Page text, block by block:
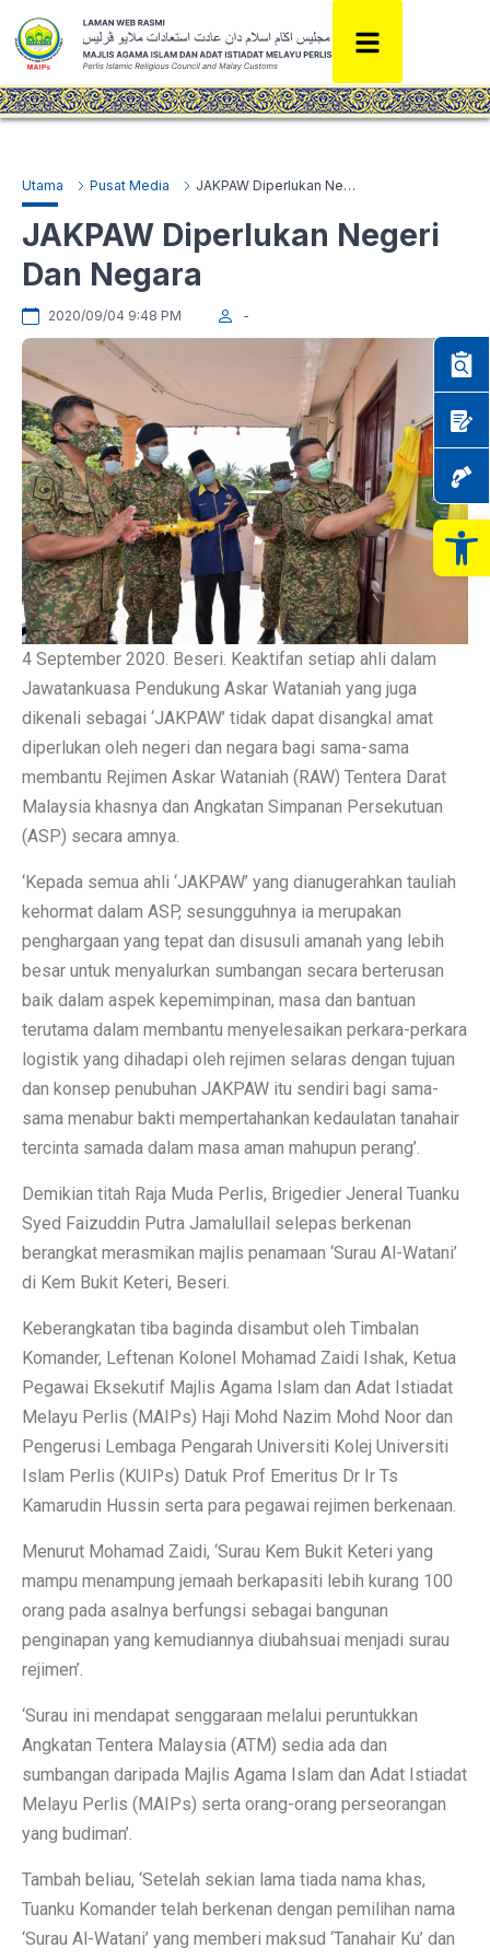
Utama Pusat Media JAKPAW Diperlukan Negeri Dan Negara
JAKPAW Diperlukan Negeri
Dan Negara
2020/09/04 9:48 PM -
4 September 2020. Beseri. Keaktifan setiap ahli dalam
Jawatankuasa Pendukung Askar Wataniah yang juga
dikenali sebagai ‘JAKPAW’ tidak dapat disangkal amat
diperlukan oleh negeri dan negara bagi sama-sama
membantu Rejimen Askar Wataniah (RAW) Tentera Darat
Malaysia khasnya dan Angkatan Simpanan Persekutuan
(ASP) secara amnya.
‘Kepada semua ahli ‘JAKPAW’ yang dianugerahkan tauliah
kehormat dalam ASP, sesungguhnya ia merupakan
penghargaan yang tepat dan disusuli amanah yang lebih
besar untuk menyalurkan sumbangan secara berterusan
baik dalam aspek kepemimpinan, masa dan bantuan
terutama dalam membantu menyelesaikan perkara-perkara
logistik yang dihadapi oleh rejimen selaras dengan tujuan
dan konsep penubuhan JAKPAW itu sendiri bagi sama-
sama menabur bakti mempertahankan kedaulatan tanahair
tercinta samada dalam masa aman mahupun perang’.
Demikian titah Raja Muda Perlis, Brigedier Jeneral Tuanku
Syed Faizuddin Putra Jamalullail selepas berkenan
berangkat merasmikan majlis penamaan ‘Surau Al-Watani’
di Kem Bukit Keteri, Beseri.
Keberangkatan tiba baginda disambut oleh Timbalan
Komander, Leftenan Kolonel Mohamad Zaidi Ishak, Ketua
Pegawai Eksekutif Majlis Agama Islam dan Adat Istiadat
Melayu Perlis (MAIPs) Haji Mohd Nazim Mohd Noor dan
Pengerusi Lembaga Pengarah Universiti Kolej Universiti
Islam Perlis (KUIPs) Datuk Prof Emeritus Dr Ir Ts
Kamarudin Hussin serta para pegawai rejimen berkenaan.
Menurut Mohamad Zaidi, ‘Surau Kem Bukit Keteri yang
mampu menampung jemaah berkapasiti lebih kurang 100
orang pada asalnya berfungsi sebagai bangunan
penginapan yang kemudiannya diubahsuai menjadi surau
rejimen’.
‘Surau ini mendapat senggaraan melalui peruntukkan
Angkatan Tentera Malaysia (ATM) sedia ada dan
sumbangan daripada Majlis Agama Islam dan Adat Istiadat
Melayu Perlis (MAIPs) serta orang-orang perseorangan
yang budiman’.
Tambah beliau, ‘Setelah sekian lama tiada nama khas,
Tuanku Komander telah berkenan dengan pemilihan nama
‘Surau Al-Watani’ yang memberi maksud ‘Tanahair Ku’ dan